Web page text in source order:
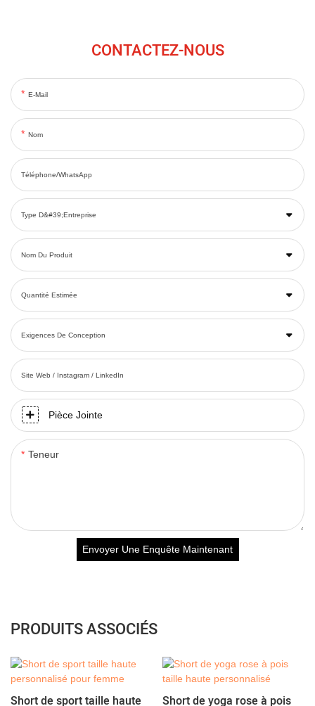
CONTACTEZ-NOUS
E-Mail
Nom
Téléphone/WhatsApp
Type D&#39;entreprise
Nom Du Produit
Quantité Estimée
Exigences De Conception
Site Web / Instagram / LinkedIn
Pièce Jointe
Teneur
Envoyer Une Enquête Maintenant
PRODUITS ASSOCIÉS
Short de sport taille haute Short de yoga rose à pois